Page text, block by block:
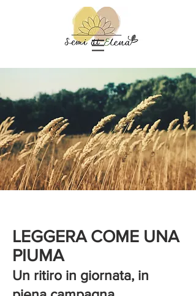
LEGGERA COME UNA
PIUMA
Un ritiro in giornata, in